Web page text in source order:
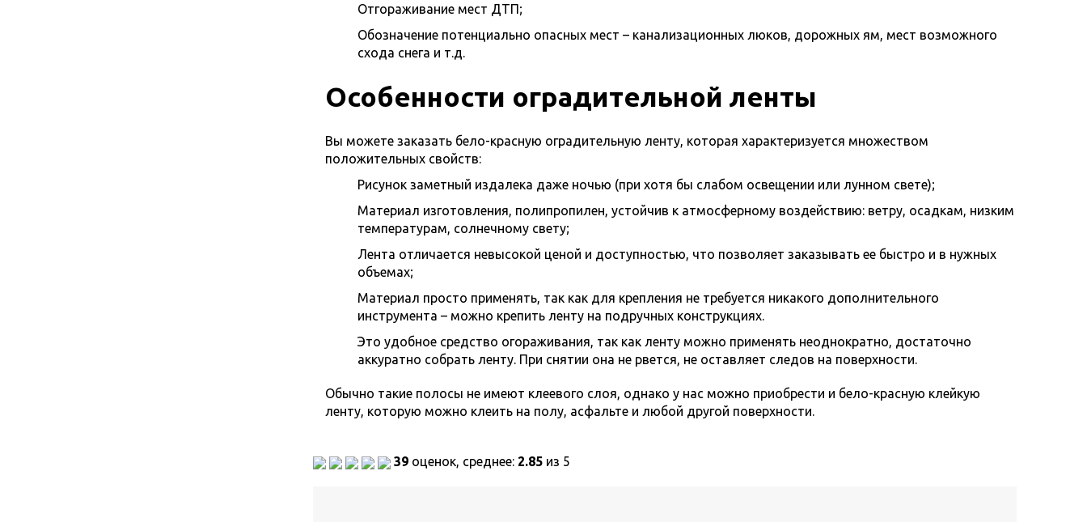
Отгораживание мест ДТП;
Обозначение потенциально опасных мест – канализационных люков, дорожных ям, мест возможного
схода снега и т.д.
Особенности оградительной ленты
Вы можете заказать бело-красную оградительную ленту, которая характеризуется множеством
положительных свойств:
Рисунок заметный издалека даже ночью (при хотя бы слабом освещении или лунном свете);
Материал изготовления, полипропилен, устойчив к атмосферному воздействию: ветру, осадкам, низким
температурам, солнечному свету;
Лента отличается невысокой ценой и доступностью, что позволяет заказывать ее быстро и в нужных
объемах;
Материал просто применять, так как для крепления не требуется никакого дополнительного
инструмента – можно крепить ленту на подручных конструкциях.
Это удобное средство огораживания, так как ленту можно применять неоднократно, достаточно
аккуратно собрать ленту. При снятии она не рвется, не оставляет следов на поверхности.
Обычно такие полосы не имеют клеевого слоя, однако у нас можно приобрести и бело-красную клейкую
ленту, которую можно клеить на полу, асфальте и любой другой поверхности.
39 оценок, среднее: 2.85 из 5